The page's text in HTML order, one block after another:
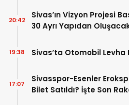
Sivas’ın Vizyon Projesi
30 Ayrı Yapıdan
20:42
Sivas’ta Otomobil Levha
19:38
Sivasspor-Esenler
Bilet Satıldı? İşte Son
17:07